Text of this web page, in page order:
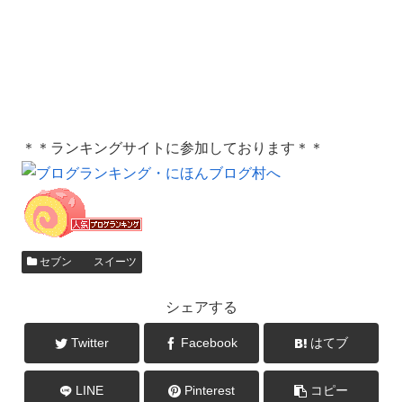
＊＊ランキングサイトに参加しております＊＊
セブン スイーツ
シェアする
Twitter Facebook はてブ
LINE Pinterest コピー